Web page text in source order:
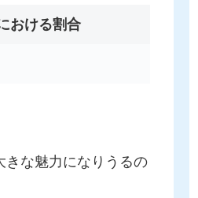
おける割合
きな魅力になりうるの